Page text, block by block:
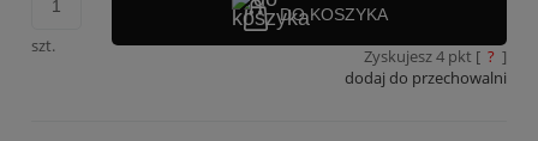
szt.
DO KOSZYKA
Zyskujesz4pkt [ ? ]
dodaj do przechowalni